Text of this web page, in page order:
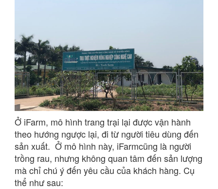
Ở iFarm, mô hình trang trại lại được vận hành
theo hướng ngược lại, đi từ người tiêu dùng đến
sản xuất. Ở mô hình này, iFarmcũng là người
trồng rau, nhưng không quan tâm đến sản lượng
mà chỉ chú ý đến yêu cầu của khách hàng. Cụ
thể như sau: